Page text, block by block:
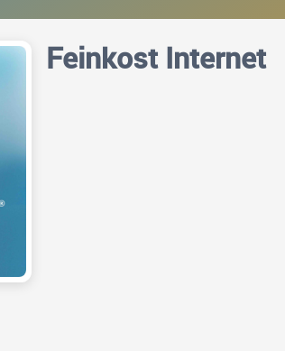
Feinkost Internet